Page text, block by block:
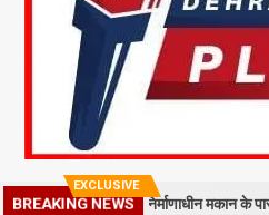
EXCLUSIVE
BREAKING NEWS
से हत्या कर निर्माणाधीन मकान के पास फेंका शव